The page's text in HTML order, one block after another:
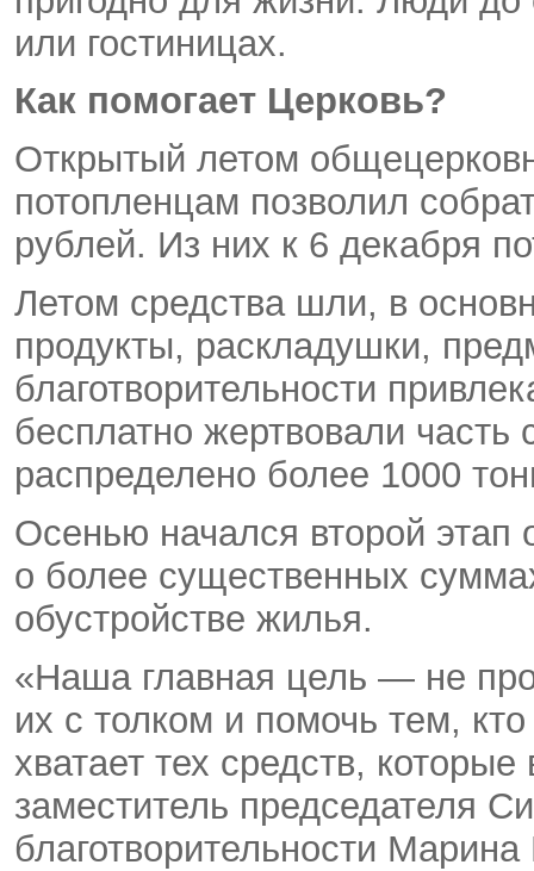
или гостиницах.
Как помогает Церковь?
Открытый летом
потопленцам позволил
рублей. Из них к 6 декабря
Летом средства шли, в
продукты, раскладушки,
благотворительности
бесплатно жертвовали
распределено более 1000
Осенью начался второй
о более существенных
обустройстве жилья.
«Наша главная цель — не
их с толком и помочь тем,
хватает тех средств,
заместитель председателя
благотворительности